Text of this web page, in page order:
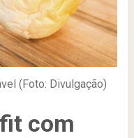
(Foto: Divulgação)
com